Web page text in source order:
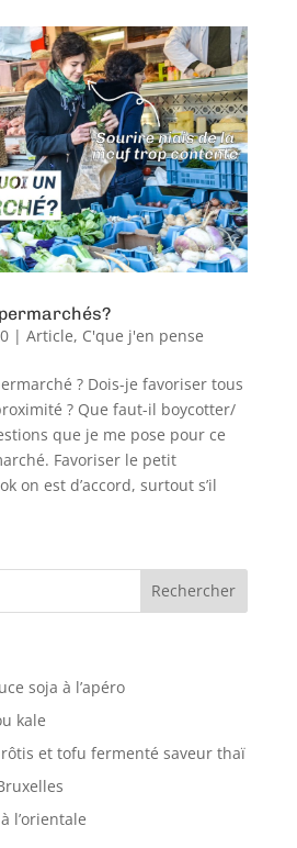
| Article, C'que j'en pense
? Dois-je favoriser tous
? Que faut-il boycotter/
que je me pose pour ce
Favoriser le petit
on est d’accord, surtout s’il
soja à l’apéro
kale
et tofu fermenté saveur thaï
l’orientale